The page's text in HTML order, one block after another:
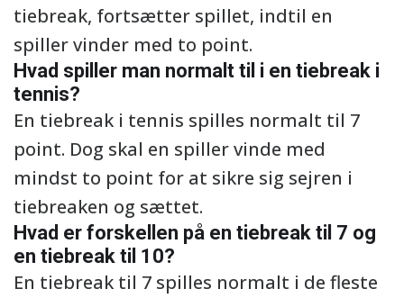
tiebreak, fortsætter spillet, indtil en
spiller vinder med to point.
Hvad spiller man normalt til i en tiebreak i
tennis?
En tiebreak i tennis spilles normalt til 7
point. Dog skal en spiller vinde med
mindst to point for at sikre sig sejren i
tiebreaken og sættet.
Hvad er forskellen på en tiebreak til 7 og
en tiebreak til 10?
En tiebreak til 7 spilles normalt i de fleste